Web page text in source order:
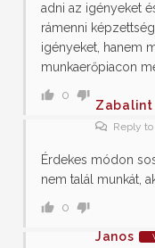
adni az igényeket
rámenni
igényeket, hanem
munkaerőpiacon
0
Zabalint
Reply to
Érdekes módon
nem talál munkát,
0
Janos